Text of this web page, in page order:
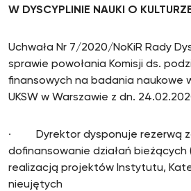
W DYSCYPLINIE NAUKI O
Uchwała Nr 7/2020/NoKiR Rady
sprawie powołania Komisji ds.
finansowych na badania naukowe
UKSW w Warszawie z dn.
· Dyrektor dysponuje rezerwą
dofinansowanie działań bieżących
realizacją projektów Instytutu,
nieujętych